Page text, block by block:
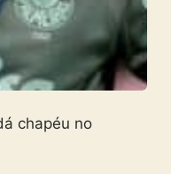
chapéu no